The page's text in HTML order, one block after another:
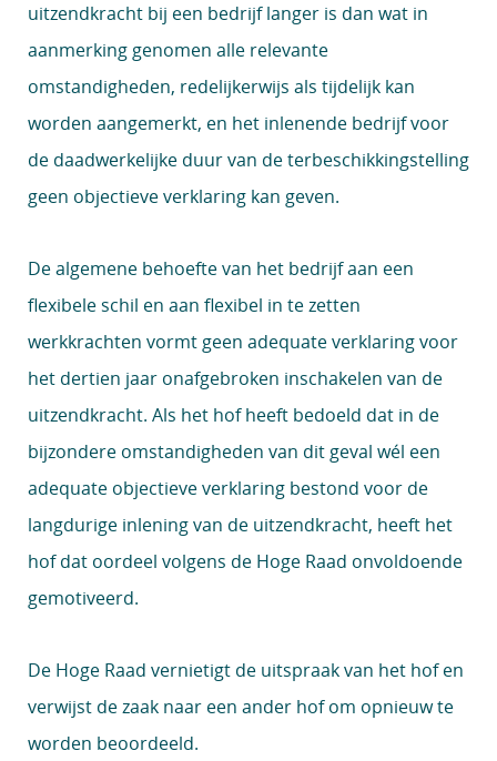
uitzendkracht bij een bedrijf langer is dan wat in
aanmerking genomen alle relevante
omstandigheden, redelijkerwijs als tijdelijk kan
worden aangemerkt, en het inlenende bedrijf voor
de daadwerkelijke duur van de terbeschikkingstelling
geen objectieve verklaring kan geven.
De algemene behoefte van het bedrijf aan een
flexibele schil en aan flexibel in te zetten
werkkrachten vormt geen adequate verklaring voor
het dertien jaar onafgebroken inschakelen van de
uitzendkracht. Als het hof heeft bedoeld dat in de
bijzondere omstandigheden van dit geval wél een
adequate objectieve verklaring bestond voor de
langdurige inlening van de uitzendkracht, heeft het
hof dat oordeel volgens de Hoge Raad onvoldoende
gemotiveerd.
De Hoge Raad vernietigt de uitspraak van het hof en
verwijst de zaak naar een ander hof om opnieuw te
worden beoordeeld.